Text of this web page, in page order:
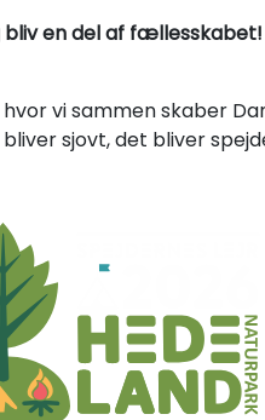
bliv en del af fællesskabet!
vi sammen skaber
sjovt, det bliver